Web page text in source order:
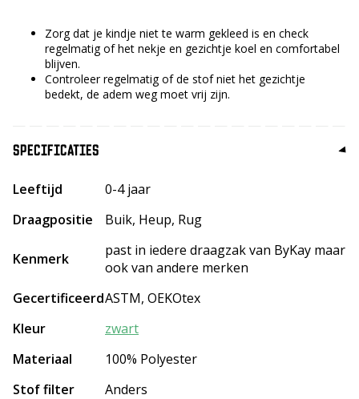
Zorg dat je kindje niet te warm gekleed is en check
regelmatig of het nekje en gezichtje koel en comfortabel
blijven.
Controleer regelmatig of de stof niet het gezichtje
bedekt, de adem weg moet vrij zijn.
SPECIFICATIES
Leeftijd
0-4 jaar
Draagpositie
Buik, Heup, Rug
Kenmerk
past in iedere draagzak van ByKay maar
ook van andere merken
GecertificeerdASTM, OEKOtex
Kleur
zwart
Materiaal
100% Polyester
Stof filter
Anders